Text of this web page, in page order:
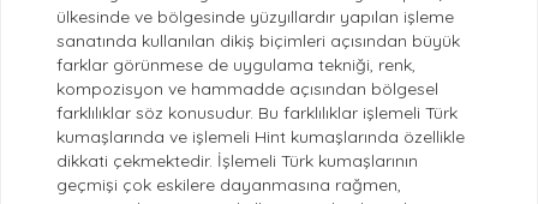
ülkesinde ve bölgesinde yüzyıllardır yapılan işleme
sanatında kullanılan dikiş biçimleri açısından büyük
farklar görünmese de uygulama tekniği, renk,
kompozisyon ve hammadde açısından bölgesel
farklılıklar söz konusudur. Bu farklılıklar işlemeli Türk
kumaşlarında ve işlemeli Hint kumaşlarında özellikle
dikkati çekmektedir. İşlemeli Türk kumaşlarının
geçmişi çok eskilere dayanmasına rağmen,